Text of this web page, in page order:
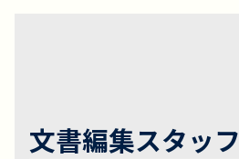
文書編集スタッフ